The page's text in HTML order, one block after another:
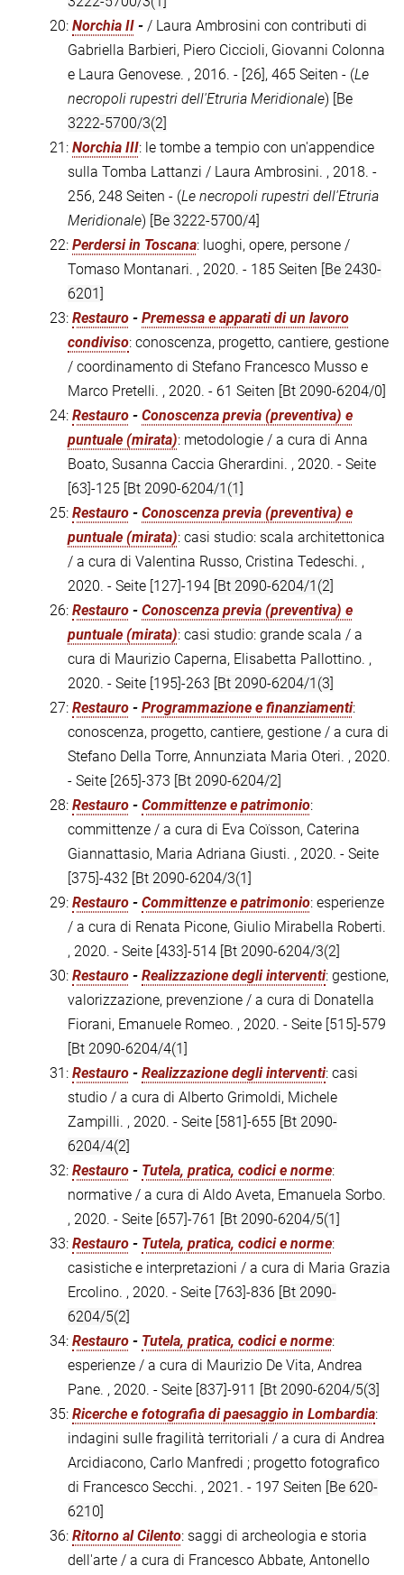
20: Norchia II - / Laura Ambrosini con contributi di
Gabriella Barbieri, Piero Ciccioli, Giovanni Colonna
e Laura Genovese. , 2016. - [26], 465 Seiten - (Le
necropoli rupestri dell'Etruria Meridionale) [Be
3222-5700/3(2]
21: Norchia III: le tombe a tempio con un'appendice
sulla Tomba Lattanzi / Laura Ambrosini. , 2018. -
256, 248 Seiten - (Le necropoli rupestri dell'Etruria
Meridionale) [Be 3222-5700/4]
22: Perdersi in Toscana: luoghi, opere, persone /
Tomaso Montanari. , 2020. - 185 Seiten [Be 2430-
6201]
23: Restauro - Premessa e apparati di un lavoro
condiviso: conoscenza, progetto, cantiere, gestione
/ coordinamento di Stefano Francesco Musso e
Marco Pretelli. , 2020. - 61 Seiten [Bt 2090-6204/0]
24: Restauro - Conoscenza previa (preventiva) e
puntuale (mirata): metodologie / a cura di Anna
Boato, Susanna Caccia Gherardini. , 2020. - Seite
[63]-125 [Bt 2090-6204/1(1]
25: Restauro - Conoscenza previa (preventiva) e
puntuale (mirata): casi studio: scala architettonica
/ a cura di Valentina Russo, Cristina Tedeschi. ,
2020. - Seite [127]-194 [Bt 2090-6204/1(2]
26: Restauro - Conoscenza previa (preventiva) e
puntuale (mirata): casi studio: grande scala / a
cura di Maurizio Caperna, Elisabetta Pallottino. ,
2020. - Seite [195]-263 [Bt 2090-6204/1(3]
27: Restauro - Programmazione e finanziamenti:
conoscenza, progetto, cantiere, gestione / a cura di
Stefano Della Torre, Annunziata Maria Oteri. , 2020.
- Seite [265]-373 [Bt 2090-6204/2]
28: Restauro - Committenze e patrimonio:
committenze / a cura di Eva Coïsson, Caterina
Giannattasio, Maria Adriana Giusti. , 2020. - Seite
[375]-432 [Bt 2090-6204/3(1]
29: Restauro - Committenze e patrimonio: esperienze
/ a cura di Renata Picone, Giulio Mirabella Roberti.
, 2020. - Seite [433]-514 [Bt 2090-6204/3(2]
30: Restauro - Realizzazione degli interventi: gestione,
valorizzazione, prevenzione / a cura di Donatella
Fiorani, Emanuele Romeo. , 2020. - Seite [515]-579
[Bt 2090-6204/4(1]
31: Restauro - Realizzazione degli interventi: casi
studio / a cura di Alberto Grimoldi, Michele
Zampilli. , 2020. - Seite [581]-655 [Bt 2090-
6204/4(2]
32: Restauro - Tutela, pratica, codici e norme:
normative / a cura di Aldo Aveta, Emanuela Sorbo.
, 2020. - Seite [657]-761
[Bt 2090-6204/5(1]
33: Restauro - Tutela, pratica, codici e norme:
casistiche e interpretazioni / a cura di Maria Grazia
Ercolino. , 2020. - Seite [763]-836 [Bt 2090-
6204/5(2]
34: Restauro - Tutela, pratica, codici e norme:
esperienze / a cura di Maurizio De Vita, Andrea
Pane. , 2020. - Seite [837]-911
[Bt 2090-6204/5(3]
35: Ricerche e fotografia di paesaggio in Lombardia:
indagini sulle fragilità territoriali / a cura di Andrea
Arcidiacono, Carlo Manfredi ; progetto fotografico
di Francesco Secchi. , 2021. - 197 Seiten [Be 620-
6210]
36: Ritorno al Cilento: saggi di archeologia e storia
dell'arte / a cura di Francesco Abbate, Antonello